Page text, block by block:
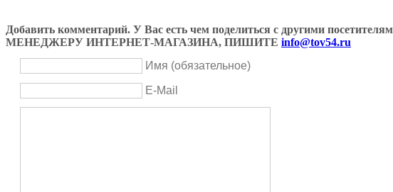
Добавить комментарий. У Вас есть чем поделиться с другими
МЕНЕДЖЕРУ ИНТЕРНЕТ-МАГАЗИНА, ПИШИТЕ info@tov54.ru
Имя (обязательное)
E-Mail